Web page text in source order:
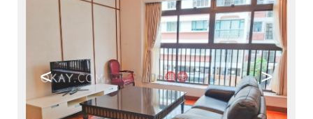
< >